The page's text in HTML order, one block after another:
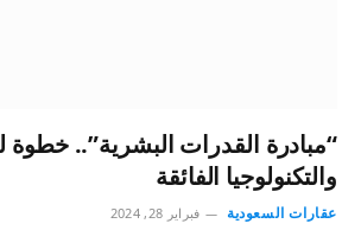
“مبادرة القدرات البشرية”.. خطوة
والتكنولوجيا الفائقة
عقارات السعودية فبراير 28, 2024